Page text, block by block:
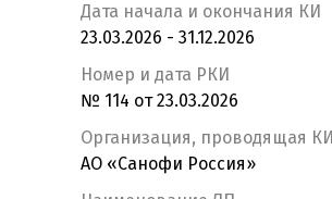
Дата начала и окончания КИ
23.03.2026 - 31.12.2026
Номер и дата РКИ
№ 114 от 23.03.2026
Организация, проводящая КИ
АО «Санофи Россия»